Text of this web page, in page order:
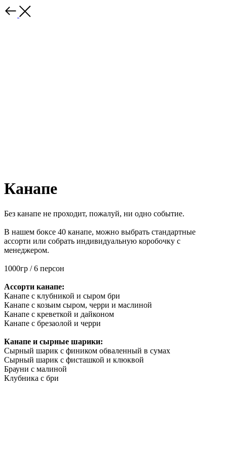
Канапе
Без канапе не проходит, пожалуй, ни одно событие.
В нашем боксе 40 канапе, можно выбрать стандартные
ассорти или собрать индивидуальную коробочку с
менеджером.
1000гр / 6 персон
Ассорти канапе:
Канапе с клубникой и сыром бри
Канапе с козьим сыром, черри и маслиной
Канапе с креветкой и дайконом
Канапе с брезаолой и черри
Канапе и сырные шарики:
Сырный шарик с фиником обваленный в сумах
Сырный шарик с фисташкой и клюквой
Брауни с малиной
Клубника с бри